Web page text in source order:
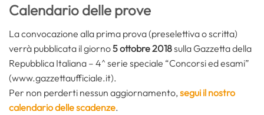
Calendario delle prove
La convocazione alla prima prova (preselettiva o scritta)
verrà pubblicata il giorno5 ottobre 2018sulla Gazzetta della
Repubblica Italiana – 4^ serie speciale “Concorsi ed esami”
(www.gazzettaufficiale.it).
Per non perderti nessun aggiornamento, segui il nostro
calendario delle scadenze.